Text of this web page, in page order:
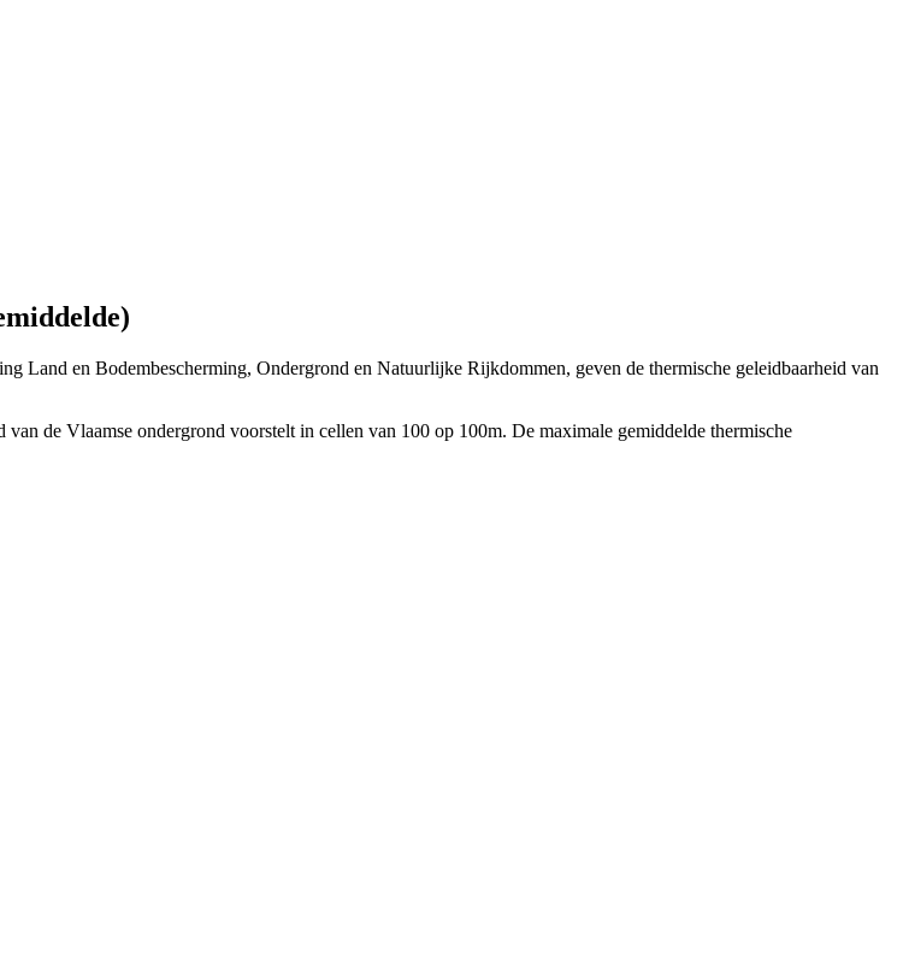
Land en Bodembescherming, Ondergrond en Natuurlijke Rijkdommen, geven de thermische geleidbaarheid van
de Vlaamse ondergrond voorstelt in cellen van 100 op 100m. De maximale gemiddelde thermische